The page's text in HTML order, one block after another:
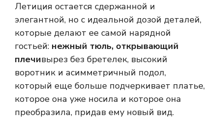
Летиция остается сдержанной и
элегантной, но с идеальной дозой деталей,
которые делают ее самой нарядной
гостьей: нежный тюль, открывающий
плечивырез без бретелек, высокий
воротник и асимметричный подол,
который еще больше подчеркивает платье,
которое она уже носила и которое она
преобразила, придав ему новый вид.